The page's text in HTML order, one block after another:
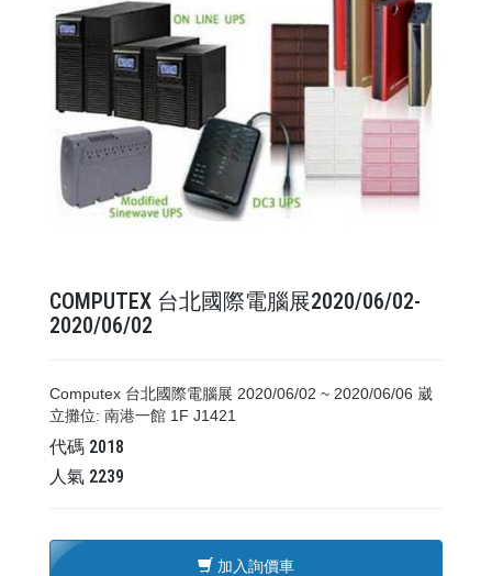
COMPUTEX 台北國際電腦展2020/06/02-
2020/06/02
Computex 台北國際電腦展 2020/06/02 ~ 2020/06/06 崴
立攤位: 南港一館 1F J1421
代碼 2018
人氣 2239
加入詢價車